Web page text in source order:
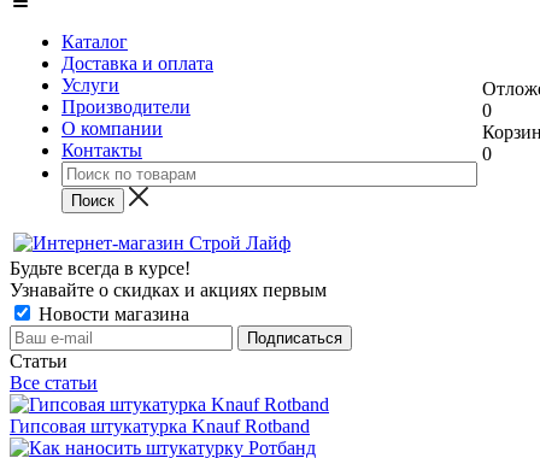
Каталог
Доставка и оплата
Услуги
Производители
О компании
Контакты
0
0
Будьте всегда в курсе!
Узнавайте о скидках и акциях первым
Новости магазина
Статьи
Все статьи
Гипсовая штукатурка Knauf Rotband